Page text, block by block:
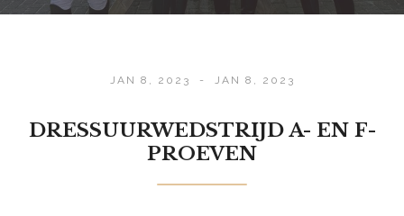
JAN 8, 2023 - JAN 8, 2023
DRESSUURWEDSTRIJD A- EN F-
PROEVEN